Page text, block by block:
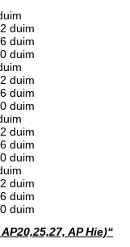
duim
duim
duim
duim
duim
duim
duim
duim
duim
duim
duim
duim
AP Hie)“